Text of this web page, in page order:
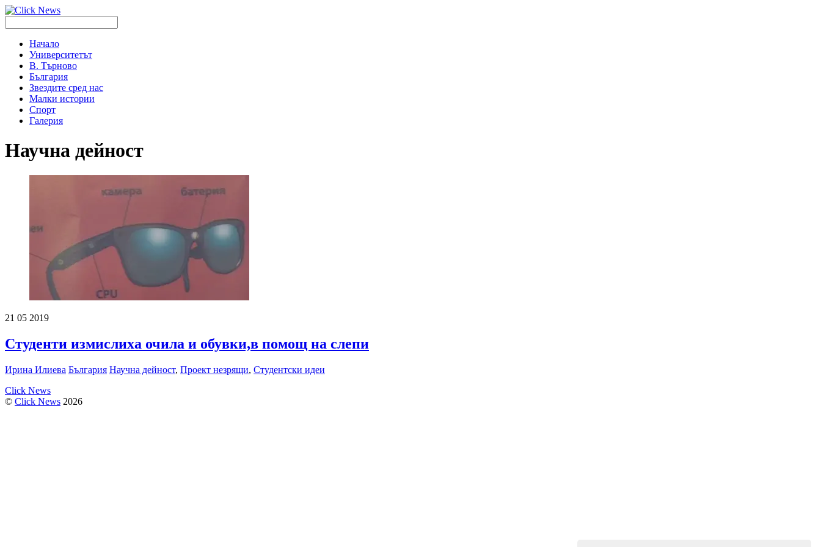
Начало
Университетът
В. Търново
България
Звездите сред нас
Малки истории
Спорт
Галерия
Научна дейност
21 05 2019
Студенти измислиха очила и обувки,в помощ на слепи
Ирина Илиева България Научна дейност, Проект незрящи, Студентски идеи
Click News
© Click News 2026